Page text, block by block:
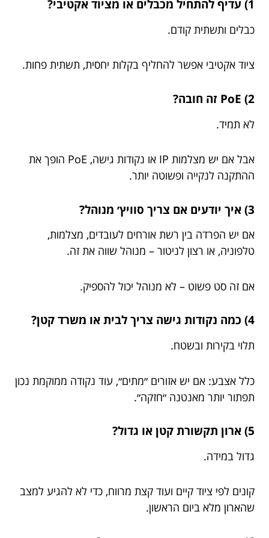
1) עדיף להתחיל מכבלים או מציוד אקטיבי?
כבלים ותשתית קודם.
ציוד אקטיבי אפשר להחליף בקלות יחסית, תשתית פחות.
2) PoE זה חובה?
לא תמיד.
אבל אם יש מצלמות IP או נקודות גישה, PoE הופך את
ההתקנה לנקייה ופשוטה יותר.
3) איך יודעים אם צריך סוויץ׳ מנוהל?
אם יש הפרדה בין רשת אורחים לעובדים, מצלמות,
טלפוניה, או רצון לניטור – מנוהל שווה את זה.
אם זה סט פשוט – לא מנוהל יכול להספיק.
4) כמה נקודות גישה צריך לבית או משרד קטן?
תלוי בקירות ובשטח.
כלל אצבע: אם יש אזורים ״מתים״, עוד נקודה ממוקמת נכון
תפתור יותר מאנטנה ״חזקה״.
5) ארון תקשורת קטן או גדול?
גדול במידה.
קונים לפי ציוד קיים ועוד קצת מרווח, כדי לא להגיע למצב
שהארון מלא ביום הראשון.